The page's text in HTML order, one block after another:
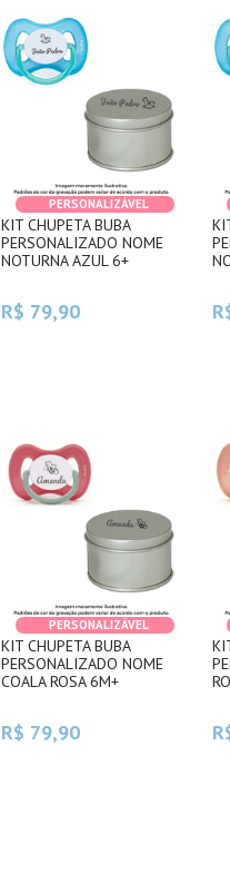
PERSONALIZÁVEL
KIT CHUPETA BUBA
PERSONALIZADO NOME
NOTURNA AZUL 6+
R$ 79,90
PERSONALIZÁVEL
KIT CHUPETA BUBA
PERSONALIZADO NOME
COALA ROSA 6M+
R$ 79,90